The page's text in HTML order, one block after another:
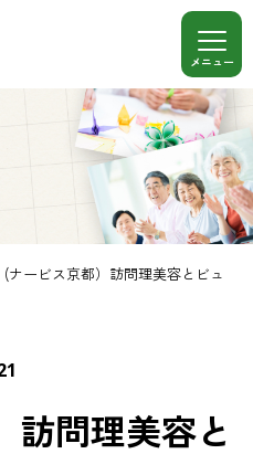
(ナービス京都）訪問理美容とビュ
訪問理美容と